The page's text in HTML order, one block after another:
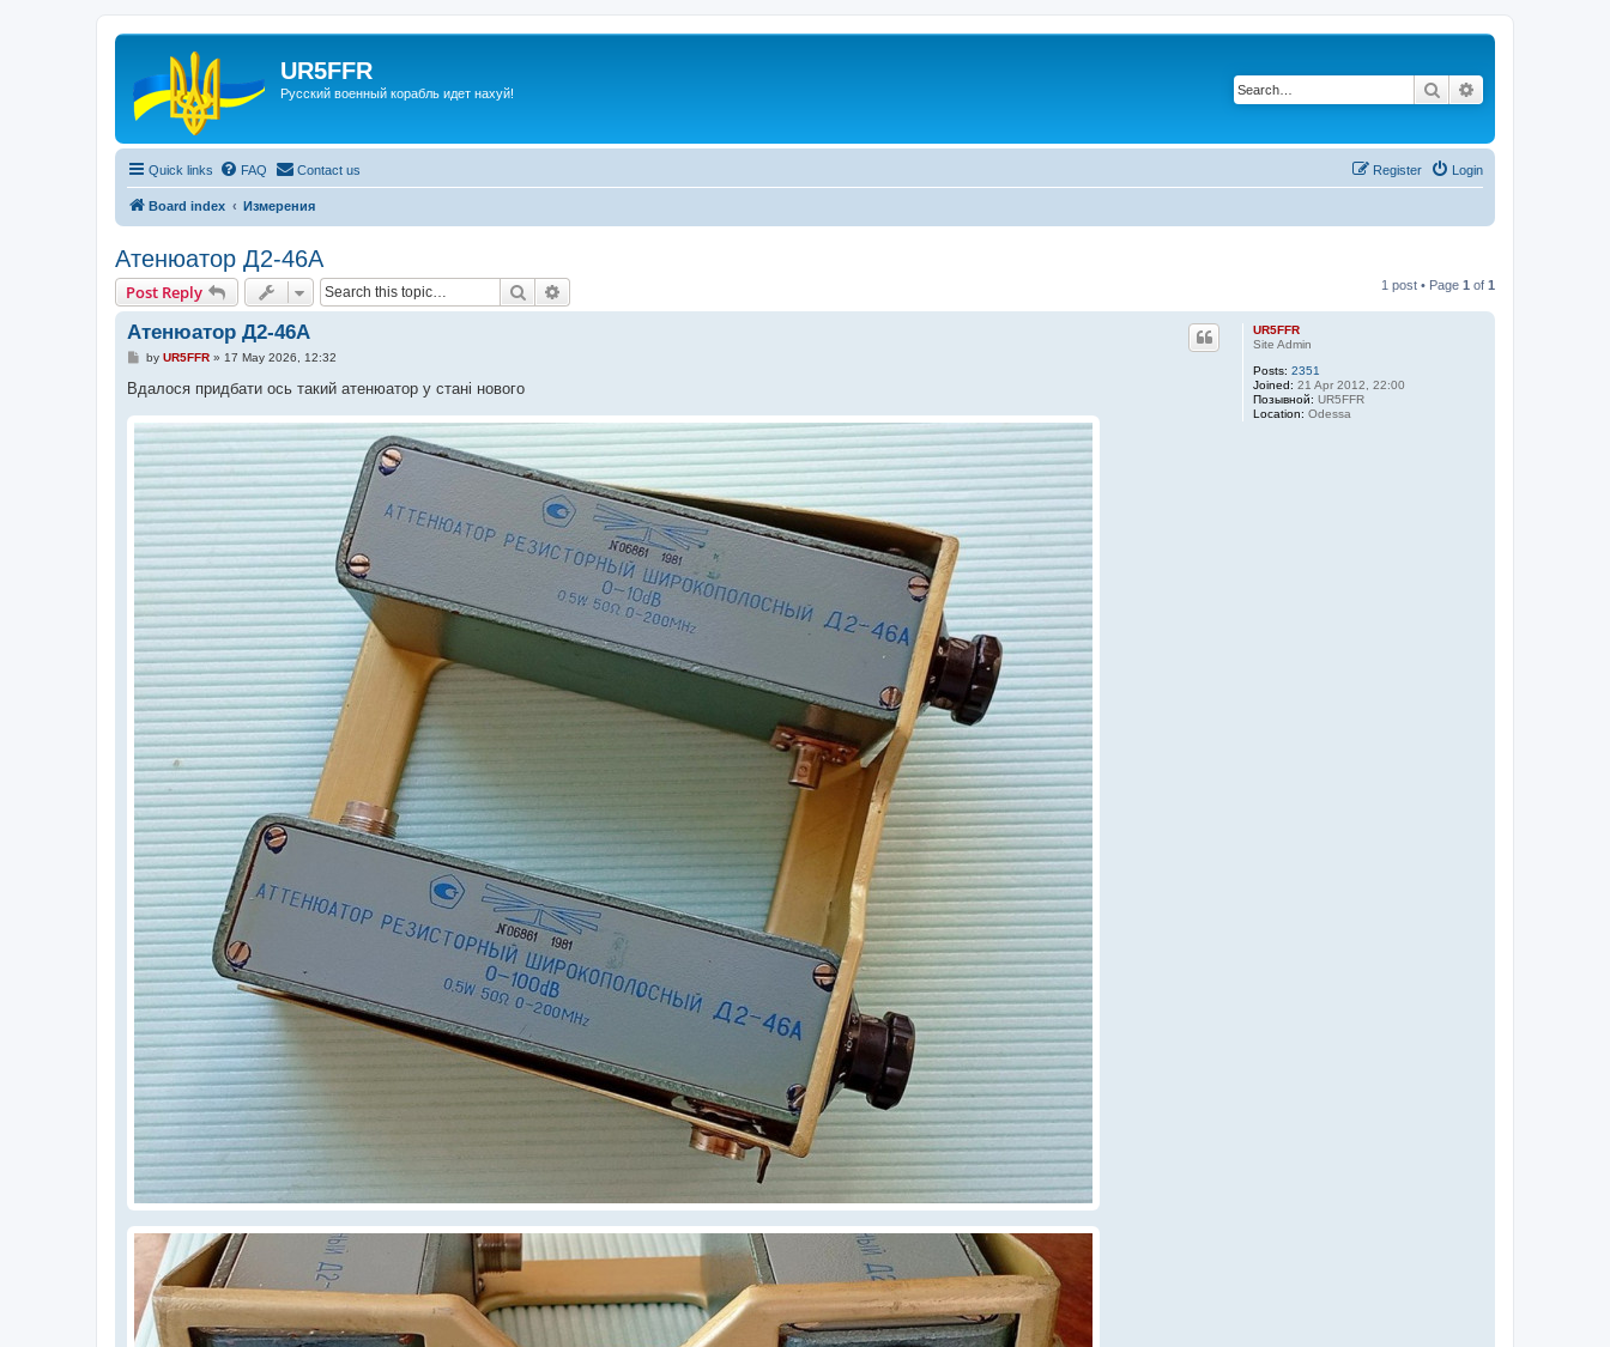
UR5FFR
Русский военный корабль идет нахуй! Search
Quick links FAQ Contact us Login
Register
Board index Измерения
Атенюатор Д2-46А
Post Reply Search 1 post • Page 1 of 1
UR5FFR
Site Admin
Posts: 2351
Joined: 21 Apr 2012, 22:00
Позывной: UR5FFR
Location: Odessa
Атенюатор Д2-46А
P
s
by UR5FFR» 17 May 2026, 12:32
Вдалося придбати ось такий атенюатор у стані нового